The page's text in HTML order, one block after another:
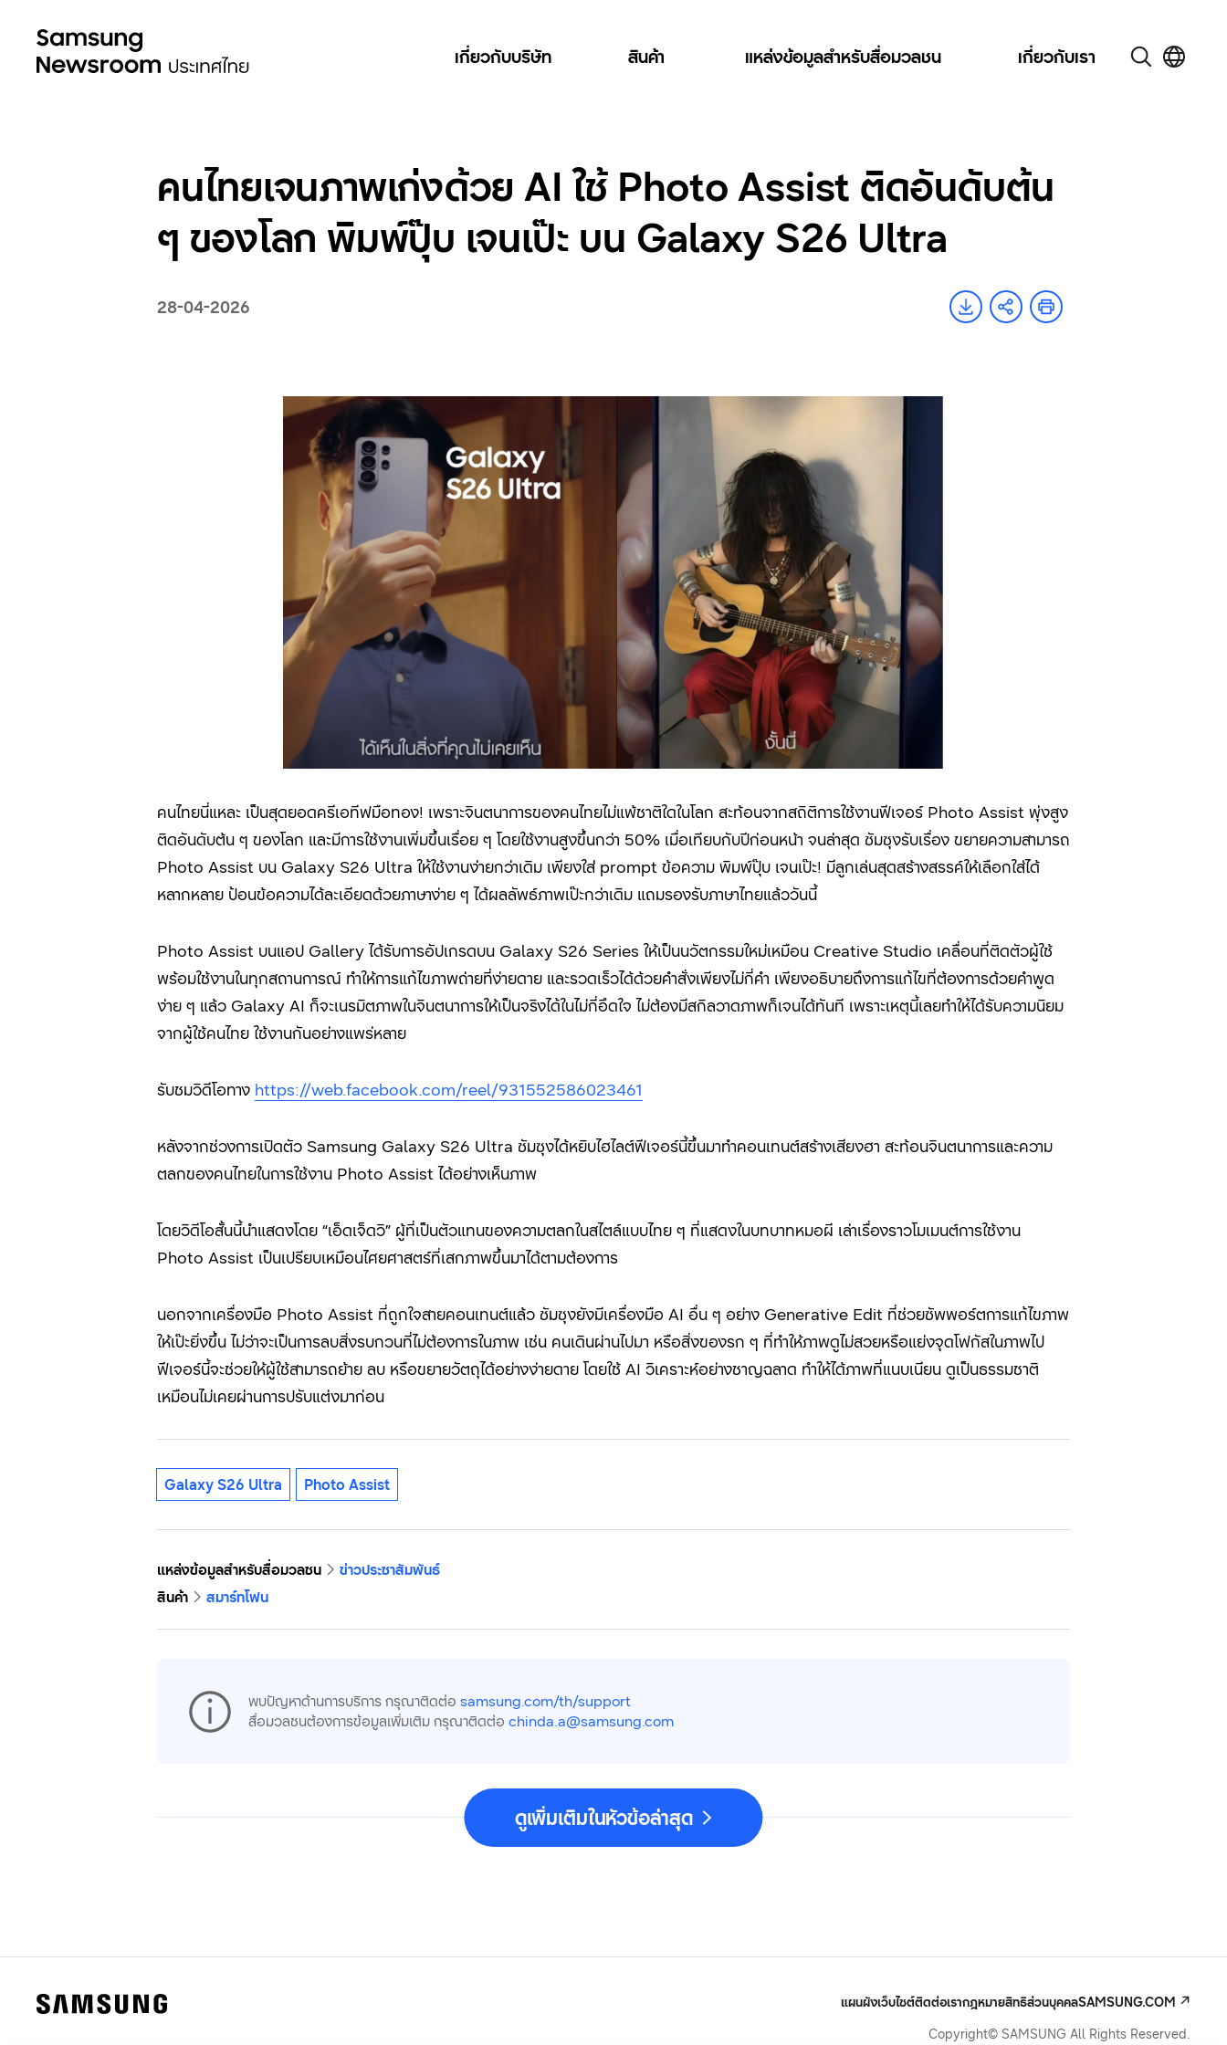
เกี่ยวกับบริษัท สินค้า แหล่งข้อมูลสำหรับสื่อมวลชน เกี่ยวกับเรา
คนไทยเจนภาพเก่งด้วย AI ใช้ Photo Assist ติดอันดับต้น
ๆ ของโลก พิมพ์ปุ๊บ เจนเป๊ะ บน Galaxy S26 Ultra
28-04-2026
คนไทยนี่แหละ เป็นสุดยอดครีเอทีฟมือทอง! เพราะจินตนาการของคนไทยไม่แพ้ชาติใดในโลก สะท้อนจากสถิติการใช้งานฟีเจอร์ Photo Assist พุ่งสูง
ติดอันดับต้น ๆ ของโลก และมีการใช้งานเพิ่มขึ้นเรื่อย ๆ โดยใช้งานสูงขึ้นกว่า 50% เมื่อเทียบกับปีก่อนหน้า จนล่าสุด ซัมซุงรับเรื่อง ขยายความสามารถ
Photo Assist บน Galaxy S26 Ultra ให้ใช้งานง่ายกว่าเดิม เพียงใส่ prompt ข้อความ พิมพ์ปุ๊บ เจนเป๊ะ! มีลูกเล่นสุดสร้างสรรค์ให้เลือกใส่ได้
หลากหลาย ป้อนข้อความได้ละเอียดด้วยภาษาง่าย ๆ ได้ผลลัพธ์ภาพเป๊ะกว่าเดิม แถมรองรับภาษาไทยแล้ววันนี้
Photo Assist บนแอป Galleryได้รับการอัปเกรดบน Galaxy S26 Series ให้เป็นนวัตกรรมใหม่เหมือน Creative Studio เคลื่อนที่ติดตัวผู้ใช้
พร้อมใช้งานในทุกสถานการณ์ ทำให้การแก้ไขภาพถ่ายที่ง่ายดาย และรวดเร็วได้ด้วยคำสั่งเพียงไม่กี่คำ เพียงอธิบายถึงการแก้ไขที่ต้องการด้วยคำพูด
ง่าย ๆ แล้ว Galaxy AI ก็จะเนรมิตภาพในจินตนาการให้เป็นจริงได้ในไม่กี่อึดใจ ไม่ต้องมีสกิลวาดภาพก็เจนได้ทันที เพราะเหตุนี้เลยทำให้ได้รับความนิยม
จากผู้ใช้คนไทย ใช้งานกันอย่างแพร่หลาย
รับชมวิดีโอทาง https://web.facebook.com/reel/931552586023461
หลังจากช่วงการเปิดตัว Samsung Galaxy S26 Ultra ซัมซุงได้หยิบไฮไลต์ฟีเจอร์นี้ขึ้นมาทำคอนเทนต์สร้างเสียงฮา สะท้อนจินตนาการและความ
ตลกของคนไทยในการใช้งาน Photo Assistได้อย่างเห็นภาพ
โดยวิดีโอสั้นนี้นำแสดงโดย “เอ็ดเจ็ดวิ” ผู้ที่เป็นตัวแทนของความตลกในสไตล์แบบไทย ๆ ที่แสดงในบทบาทหมอผี เล่าเรื่องราวโมเมนต์การใช้งาน
Photo Assist เป็นเปรียบเหมือนไศยศาสตร์ที่เสกภาพขึ้นมาได้ตามต้องการ
นอกจากเครื่องมือ Photo Assist ที่ถูกใจสายคอนเทนต์แล้ว ซัมซุงยังมีเครื่องมือ AI อื่น ๆ อย่าง Generative Edit ที่ช่วยซัพพอร์ตการแก้ไขภาพ
ให้เป๊ะยิ่งขึ้น ไม่ว่าจะเป็นการลบสิ่งรบกวนที่ไม่ต้องการในภาพ เช่น คนเดินผ่านไปมา หรือสิ่งของรก ๆ ที่ทำให้ภาพดูไม่สวยหรือแย่งจุดโฟกัสในภาพไป
ฟีเจอร์นี้จะช่วยให้ผู้ใช้สามารถย้าย ลบ หรือขยายวัตถุได้อย่างง่ายดาย โดยใช้ AI วิเคราะห์อย่างชาญฉลาด ทำให้ได้ภาพที่แนบเนียน ดูเป็นธรรมชาติ
เหมือนไม่เคยผ่านการปรับแต่งมาก่อน
Galaxy S26 Ultra Photo Assist
แหล่งข้อมูลสำหรับสื่อมวลชน
ข่าวประชาสัมพันธ์
สินค้า
สมาร์ทโฟน
พบปัญหาด้านการบริการ กรุณาติดต่อ samsung.com/th/support
สื่อมวลชนต้องการข้อมูลเพิ่มเติม กรุณาติดต่อ chinda.a@samsung.com
ดูเพิ่มเติมในหัวข้อล่าสุด
แผนผังเว็บไซต์ติดต่อเรากฎหมายสิทธิส่วนบุคคลSAMSUNG.COM
Copyright© SAMSUNG All Rights Reserved.